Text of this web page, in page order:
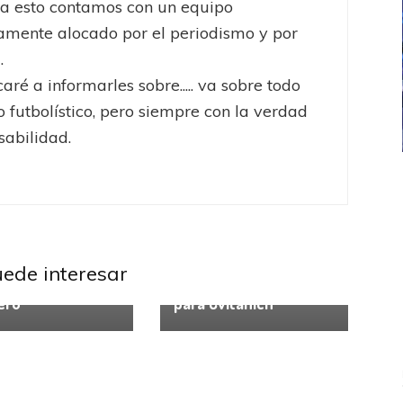
esto contamos con un equipo
alocado por el periodismo y por
a informarles sobre..... va sobre todo
futbolístico, pero siempre con la verdad
interesar
y lo dejó
para Cvitanich